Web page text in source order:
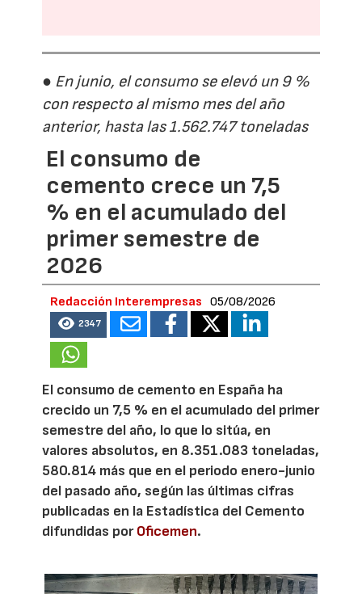
● En junio, el consumo se elevó un 9 %
con respecto al mismo mes del año
anterior, hasta las 1.562.747 toneladas
El consumo de
cemento crece un 7,5
% en el acumulado del
primer semestre de
2026
Redacción Interempresas 05/08/2026
2347
El consumo de cemento en España ha
crecido un 7,5 % en el acumulado del primer
semestre del año, lo que lo sitúa, en
valores absolutos, en 8.351.083 toneladas,
580.814 más que en el periodo enero-junio
del pasado año, según las últimas cifras
publicadas en la Estadística del Cemento
difundidas porOficemen.